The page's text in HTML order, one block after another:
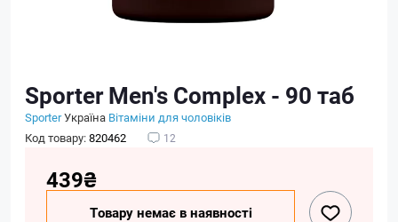
Sporter Men's Complex - 90 таб
SporterУкраїна Вітаміни для чоловіків
Код товару:820462 12
439₴
Товару немає в наявності